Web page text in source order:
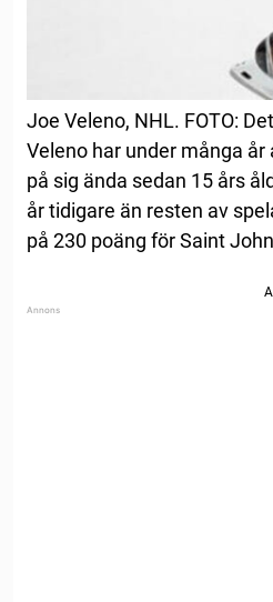
Joe Veleno, NHL. FOTO:
Veleno har under många
på sig ända sedan 15 års
år tidigare än resten av
på 230 poäng för Saint